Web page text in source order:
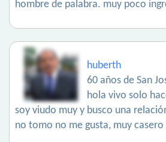
hombre de palabra. muy poco
huberth
60 años de San
hola vivo solo
soy viudo muy y busco una
no tomo no me gusta, muy